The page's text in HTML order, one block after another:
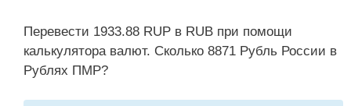
Перевести 1933.88 RUP в RUB при помощи
калькулятора валют. Сколько 8871 Рубль России в
Рублях ПМР?